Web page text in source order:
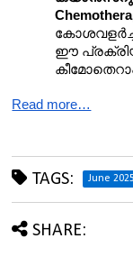
ഈ
Read more…
TAGS: June 2025
SHARE: